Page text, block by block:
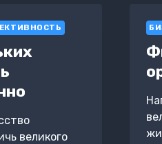
великого